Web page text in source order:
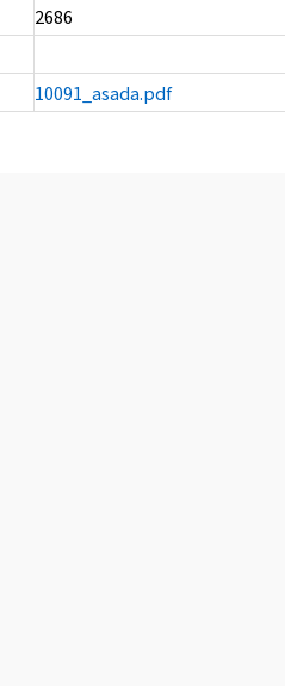
2686
10091_asada.pdf